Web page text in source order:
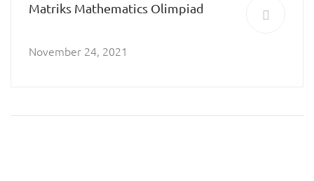
Matriks Mathematics Olimpiad
November 24, 2021